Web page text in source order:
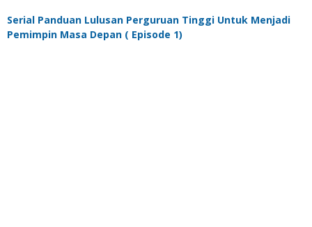
Serial Panduan Lulusan Perguruan Tinggi Untuk Menjadi
Pemimpin Masa Depan ( Episode 1)